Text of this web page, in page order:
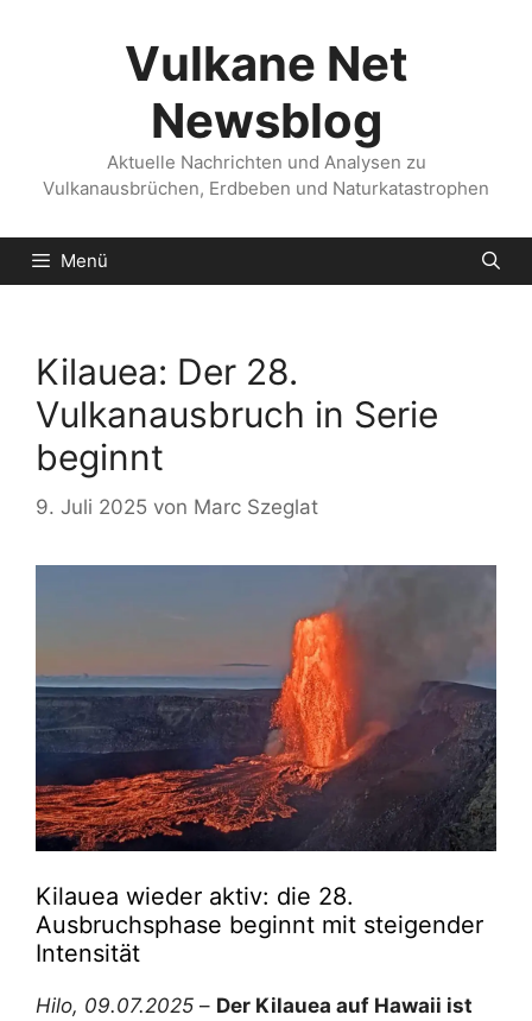
Vulkane Net
Newsblog
Aktuelle Nachrichten und Analysen zu
Vulkanausbrüchen, Erdbeben und Naturkatastrophen
Menü
Kilauea: Der 28.
Vulkanausbruch in Serie
beginnt
9. Juli 2025 von Marc Szeglat
Kilauea wieder aktiv: die 28.
Ausbruchsphase beginnt mit steigender
Intensität
Hilo, 09.07.2025 – Der Kilauea auf Hawaii ist